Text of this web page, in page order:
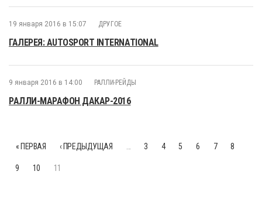
19 января 2016 в 15:07 ДРУГОЕ
ГАЛЕРЕЯ: AUTOSPORT INTERNATIONAL
9 января 2016 в 14:00 РАЛЛИ-РЕЙДЫ
РАЛЛИ-МАРАФОН ДАКАР-2016
« ПЕРВАЯ ‹ ПРЕДЫДУЩАЯ 3 4 5 6 7 8
9 10 11